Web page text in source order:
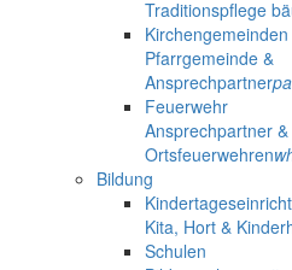
Traditionspflege
Kirchengemeinden
Pfarrgemeinde &
Ansprechpartner
Feuerwehr
Ansprechpartner
Ortsfeuerwehren
Bildung
Kita, Hort &
Schulen